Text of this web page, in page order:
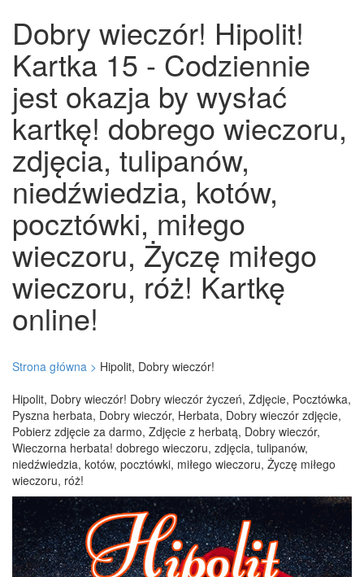
Dobry wieczór! Hipolit!
Kartka 15 - Codziennie
jest okazja by wysłać
kartkę! dobrego wieczoru,
zdjęcia, tulipanów,
niedźwiedzia, kotów,
pocztówki, miłego
wieczoru, Życzę miłego
wieczoru, róż! Kartkę
online!
Strona główna > Hipolit, Dobry wieczór!
Hipolit, Dobry wieczór! Dobry wieczór życzeń, Zdjęcie, Pocztówka,
Pyszna herbata, Dobry wieczór, Herbata, Dobry wieczór zdjęcie,
Pobierz zdjęcie za darmo, Zdjęcie z herbatą, Dobry wieczór,
Wieczorna herbata! dobrego wieczoru, zdjęcia, tulipanów,
niedźwiedzia, kotów, pocztówki, miłego wieczoru, Życzę miłego
wieczoru, róż!